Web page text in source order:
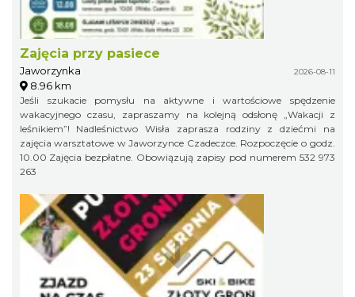
Zajęcia przy pasiece
Jaworzynka 2026-08-11
8.96 km
Jeśli szukacie pomysłu na aktywne i wartościowe spędzenie
wakacyjnego czasu, zapraszamy na kolejną odsłonę „Wakacji z
leśnikiem”! Nadleśnictwo Wisła zaprasza rodziny z dziećmi na
zajęcia warsztatowe w Jaworzynce Czadeczce. Rozpoczęcie o godz.
10.00 Zajęcia bezpłatne. Obowiązują zapisy pod numerem 532 973
263